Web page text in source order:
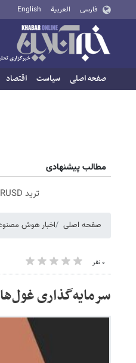
فارسی العربية English
صفحه اصلی سیاست اقتصاد
مطالب پیشنهادی
ترید EURUSD با اسپرد از صفر پیپ
صفحه اصلی اخبار هوش
۰ نفر
سرمایه‌گذاری